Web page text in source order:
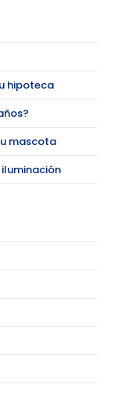
hipoteca
mascota